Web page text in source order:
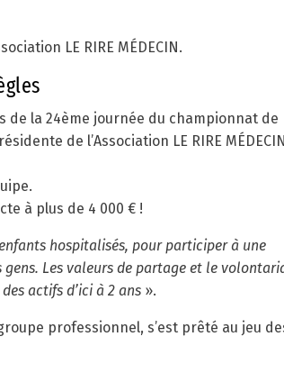
LE RIRE MÉDECIN.
de la 24ème journée du championnat de
de l’Association LE RIRE
à plus de 4 000 € !
hospitalisés, pour participer à une
Les valeurs de partage et le
actifs d’ici à 2 ans».
professionnel, s’est prêté au jeu